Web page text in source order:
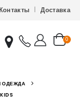
Контакты Доставка
0
ОДЕЖДА